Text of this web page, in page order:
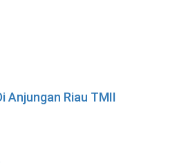
Anjungan Riau TMII